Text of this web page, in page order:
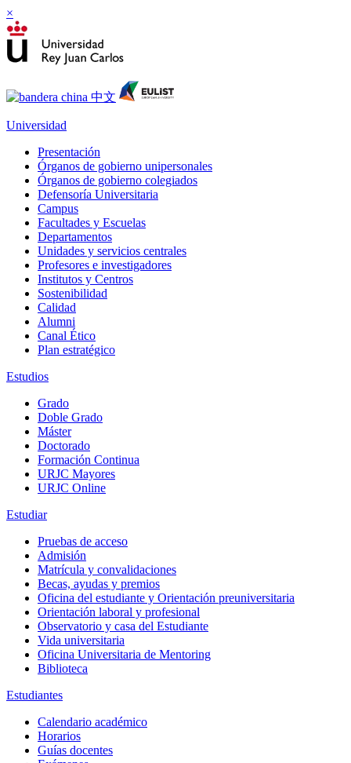
×
Universidad
Presentación
Órganos de gobierno unipersonales
Órganos de gobierno colegiados
Defensoría Universitaria
Campus
Facultades y Escuelas
Departamentos
Unidades y servicios centrales
Profesores e investigadores
Institutos y Centros
Sostenibilidad
Calidad
Alumni
Canal Ético
Plan estratégico
Estudios
Grado
Doble Grado
Máster
Doctorado
Formación Continua
URJC Mayores
URJC Online
Estudiar
Pruebas de acceso
Admisión
Matrícula y convalidaciones
Becas, ayudas y premios
Oficina del estudiante y Orientación preuniversitaria
Orientación laboral y profesional
Observatorio y casa del Estudiante
Vida universitaria
Oficina Universitaria de Mentoring
Biblioteca
Estudiantes
Calendario académico
Horarios
Guías docentes